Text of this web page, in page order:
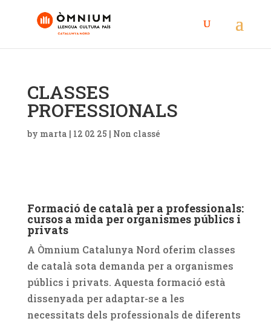
CLASSES
PROFESSIONALS
by marta | 12 02 25 | Non classé
Formació de català per a professionals:
cursos a mida per organismes públics i
privats
A Òmnium Catalunya Nord oferim classes
de català sota demanda per a organismes
públics i privats. Aquesta formació està
dissenyada per adaptar-se a les
necessitats dels professionals de diferents